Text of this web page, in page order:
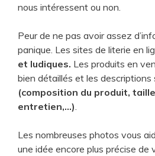
nous intéressent ou non.
Peur de ne pas avoir assez
panique. Les sites de literie en
et ludiques. Les produits en
bien détaillés et les descriptions
(composition du produit,
entretien,…).
Les nombreuses photos vous
une idée encore plus précise de